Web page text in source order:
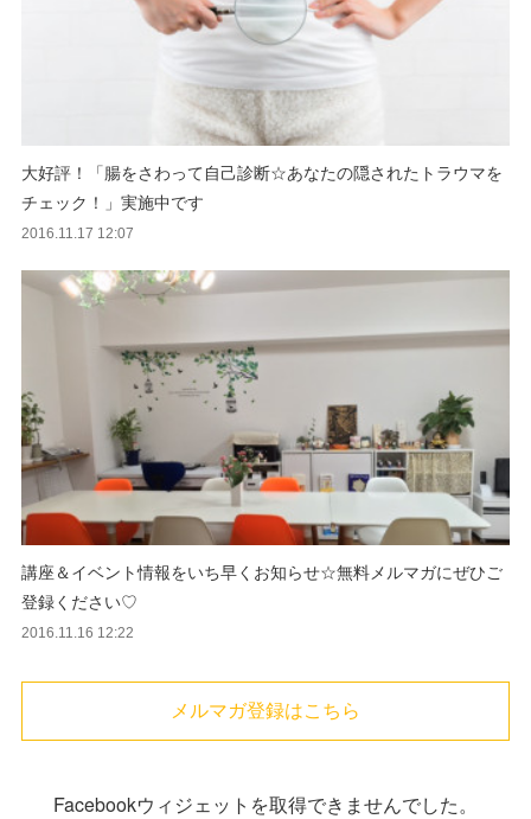
大好評！「腸をさわって自己診断☆あなたの隠されたトラウマを
チェック！」実施中です
2016.11.17 12:07
講座＆イベント情報をいち早くお知らせ☆無料メルマガにぜひご
登録ください♡
2016.11.16 12:22
メルマガ登録はこちら
Facebookウィジェットを取得できませんでした。